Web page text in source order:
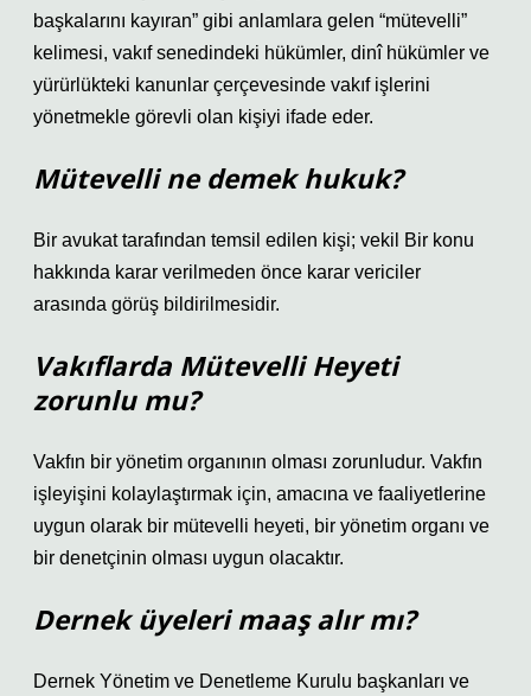
başkalarını kayıran” gibi anlamlara gelen “mütevelli”
kelimesi, vakıf senedindeki hükümler, dinî hükümler ve
yürürlükteki kanunlar çerçevesinde vakıf işlerini
yönetmekle görevli olan kişiyi ifade eder.
Mütevelli ne demek hukuk?
Bir avukat tarafından temsil edilen kişi; vekil Bir konu
hakkında karar verilmeden önce karar vericiler
arasında görüş bildirilmesidir.
Vakıflarda Mütevelli Heyeti
zorunlu mu?
Vakfın bir yönetim organının olması zorunludur. Vakfın
işleyişini kolaylaştırmak için, amacına ve faaliyetlerine
uygun olarak bir mütevelli heyeti, bir yönetim organı ve
bir denetçinin olması uygun olacaktır.
Dernek üyeleri maaş alır mı?
Dernek Yönetim ve Denetleme Kurulu başkanları ve